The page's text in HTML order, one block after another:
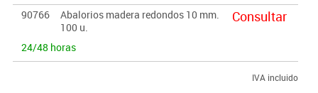
90766
Abalorios madera redondos 10 mm.
100 u.
24/48 horas
Consultar
IVA incluido